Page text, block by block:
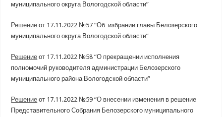
муниципального округа Вологодской области”
Решение от 17.11.2022 №57 “Об избрании главы Белозерского
муниципального округа Вологодской области”
Решение от 17.11.2022 №58 “О прекращении исполнения
полномочий руководителя администрации Белозерского
муниципального района Вологодской области”
Решение от 17.11.2022 №59 “О внесении изменения в решение
Представительного Собрания Белозерского муниципального